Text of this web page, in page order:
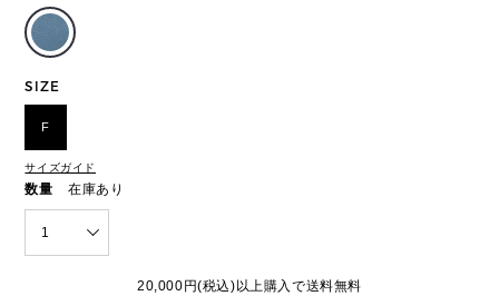
SIZE
F
サイズガイド
数量 在庫あり
1
20,000円(税込)以上購入で送料無料